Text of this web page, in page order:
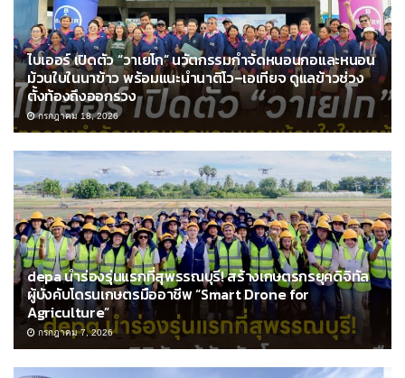
ไบเออร์ เปิดตัว “วาเยโก” นวัตกรรมกำจัดหนอนกอและหนอน
ม้วนใบในนาข้าว พร้อมแนะนำนาติโว–เอเทียจ ดูแลข้าวช่วง
ตั้งท้องถึงออกรวง
กรกฎาคม 18, 2026
depa นำร่องรุ่นแรกที่สุพรรณบุรี! สร้างเกษตรกรยุคดิจิทัล
ผู้บังคับโดรนเกษตรมืออาชีพ “Smart Drone for
Agriculture”
กรกฎาคม 7, 2026